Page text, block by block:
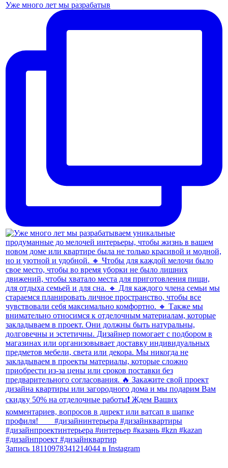
Уже много лет мы разрабатыв
Запись 18110978341214044 в Instagram